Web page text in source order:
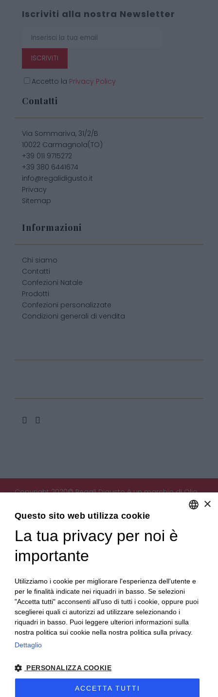
Iscriviti alla nostra Newsletter
ISCRIVITI
Accetto la Privacy Policy
Contatti
Via Sommariva, 31/2/B
10022 Carmagnola(TO)
+39 011 9715272
+39 380 6441674
info@regalidigusto.it
Privacy
Sitemap
Informazioni
Chi siamo
Contatti
Confezioni Natale
Prodotti
Confezioni personalizzate
Condizioni generali di vendita
Copyright 2020© Regali Digusto è un marchio di Olio
Becchis di Becchis Danilo - Via Sommariva, 31/2/B -
10022 Carmagnola (TO) - PIVA 07980320019
×
Questo sito web utilizza cookie
La tua privacy per noi è
importante
Utilizziamo i cookie per migliorare l'esperienza dell'utente e
per le finalità indicate nei riquadri in basso. Se selezioni
"Accetta tutti" acconsenti all'uso di tutti i cookie, oppure puoi
sceglierei quali ci autorizzi ad utilizzare selezionando i
riquadri in basso. Puoi leggere ulteriori informazioni sulla
nostra politica sui cookie nella nostra politica sulla privacy.
Dettaglio
PERSONALIZZA COOKIE
ACCETTA TUTTI